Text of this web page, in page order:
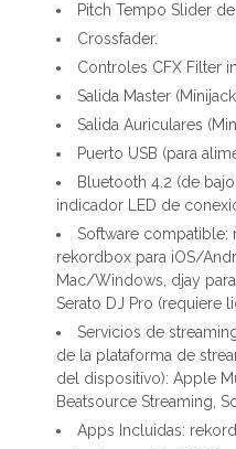
Pitch Tempo Slider
Crossfader.
Controles CFX Filter
Salida Master
Salida Auriculares
Puerto USB (para
Bluetooth 4.2 (de
indicador LED de
Software compatible:
rekordbox para iOS/
Mac/Windows, djay
Serato DJ Pro (requiere
Servicios de
de la plataforma de
del dispositivo): Apple
Beatsource Streaming,
Apps Incluidas: